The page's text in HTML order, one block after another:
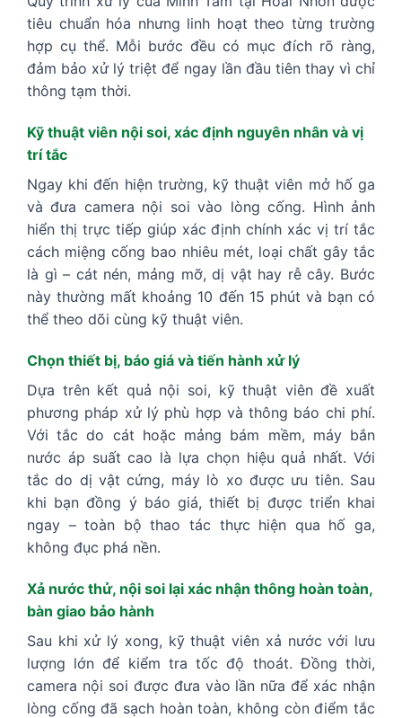
tiêu chuẩn hóa nhưng linh hoạt theo từng trường
hợp cụ thể. Mỗi bước đều có mục đích rõ ràng,
đảm bảo xử lý triệt để ngay lần đầu tiên thay vì chỉ
thông tạm thời.
Kỹ thuật viên nội soi, xác định nguyên nhân và vị
trí tắc
Ngay khi đến hiện trường, kỹ thuật viên mở hố ga
và đưa camera nội soi vào lòng cống. Hình ảnh
hiển thị trực tiếp giúp xác định chính xác vị trí tắc
cách miệng cống bao nhiêu mét, loại chất gây tắc
là gì – cát nén, mảng mỡ, dị vật hay rễ cây. Bước
này thường mất khoảng 10 đến 15 phút và bạn có
thể theo dõi cùng kỹ thuật viên.
Chọn thiết bị, báo giá và tiến hành xử lý
Dựa trên kết quả nội soi, kỹ thuật viên đề xuất
phương pháp xử lý phù hợp và thông báo chi phí.
Với tắc do cát hoặc mảng bám mềm, máy bắn
nước áp suất cao là lựa chọn hiệu quả nhất. Với
tắc do dị vật cứng, máy lò xo được ưu tiên. Sau
khi bạn đồng ý báo giá, thiết bị được triển khai
ngay – toàn bộ thao tác thực hiện qua hố ga,
không đục phá nền.
Xả nước thử, nội soi lại xác nhận thông hoàn toàn,
bàn giao bảo hành
Sau khi xử lý xong, kỹ thuật viên xả nước với lưu
lượng lớn để kiểm tra tốc độ thoát. Đồng thời,
camera nội soi được đưa vào lần nữa để xác nhận
lòng cống đã sạch hoàn toàn, không còn điểm tắc